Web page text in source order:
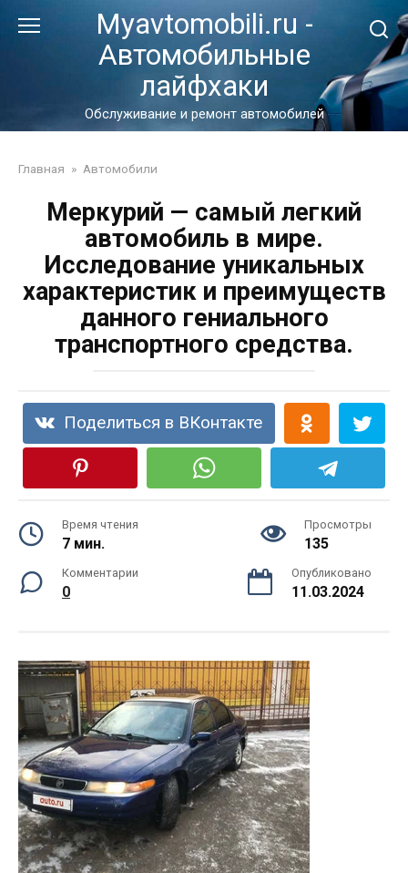
Myavtomobili.ru -
Автомобильные
лайфхаки
Обслуживание и ремонт автомобилей
Главная » Автомобили
Меркурий — самый легкий
автомобиль в мире.
Исследование уникальных
характеристик и преимуществ
данного гениального
транспортного средства.
Поделиться в ВКонтакте
Время чтения
7 мин.
Просмотры
135
Комментарии
0
Опубликовано
11.03.2024